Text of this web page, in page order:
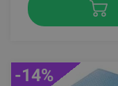
-14%